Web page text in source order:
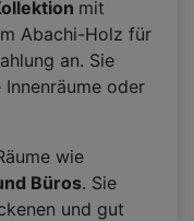
mit
Abachi-Holz für
an. Sie
oder
wie
Büros. Sie
und gut